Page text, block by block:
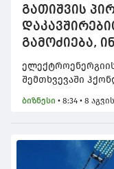
გათიშვის
გამოძიება,
წარვუდგენთ
შემთხვევაში
ამასთან
გამოძიება და
რომ რაღაცებს
ამის შესახებ
ბიზნესი • 8:34 • 8